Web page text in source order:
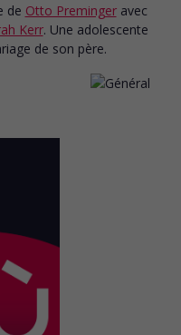
de Otto Preminger avec
Kerr. Une adolescente
de son père.